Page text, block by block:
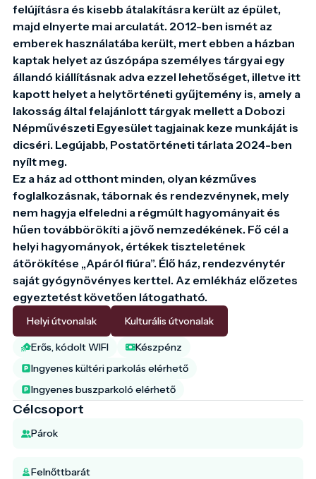
felújításra és kisebb átalakításra került az épület,
majd elnyerte mai arculatát. 2012-ben ismét az
emberek használatába került, mert ebben a házban
kaptak helyet az úszópápa személyes tárgyai egy
állandó kiállításnak adva ezzel lehetőséget, illetve itt
kapott helyet a helytörténeti gyűjtemény is, amely a
lakosság által felajánlott tárgyak mellett a Dobozi
Népművészeti Egyesület tagjainak keze munkáját is
dicséri. Legújabb, Postatörténeti tárlata 2024-ben
nyílt meg.
Ez a ház ad otthont minden, olyan kézműves
foglalkozásnak, tábornak és rendezvénynek, mely
nem hagyja elfeledni a régmúlt hagyományait és
hűen továbbörökíti a jövő nemzedékének. Fő cél a
helyi hagyományok, értékek tiszteletének
átörökítése „Apáról fiúra”. Élő ház, rendezvénytér
saját gyógynövényes kerttel. Az emlékház előzetes
egyeztetést követően látogatható.
Helyi útvonalak Kulturális útvonalak
Erős, kódolt WIFI
Készpénz
Ingyenes kültéri parkolás elérhető
Ingyenes buszparkoló elérhető
Célcsoport
Párok
Felnőttbarát